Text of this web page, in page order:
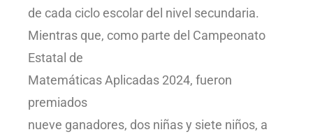
de cada ciclo escolar del nivel secundaria.
Mientras que, como parte del Campeonato
Estatal de
Matemáticas Aplicadas 2024, fueron
premiados
nueve ganadores, dos niñas y siete niños, a